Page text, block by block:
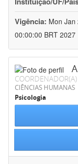
Vigência: Mon Jan
00:00:00 BRT 2027
COORDENADOR(A)
CIÊNCIAS HUMANAS
Psicologia